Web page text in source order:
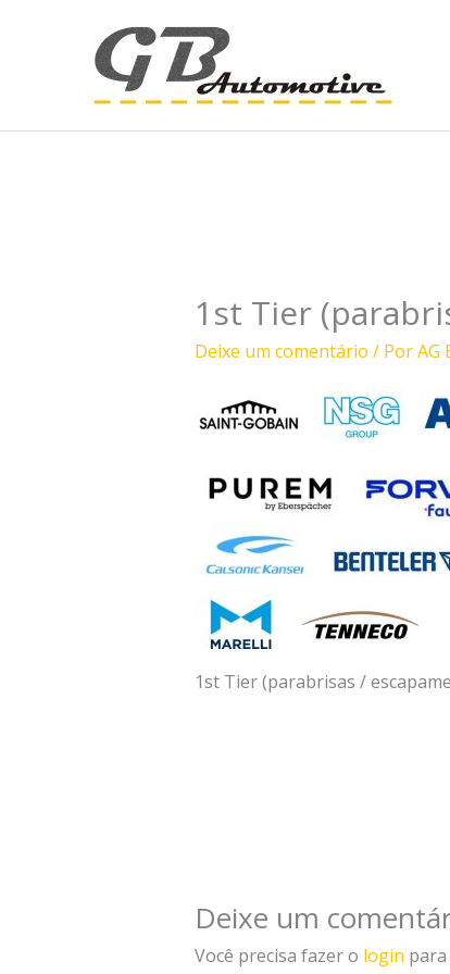
1st Tier
Deixe um comentário / PorAG
1st Tier (parabrisas /
Deixe um
Você precisa fazer o login